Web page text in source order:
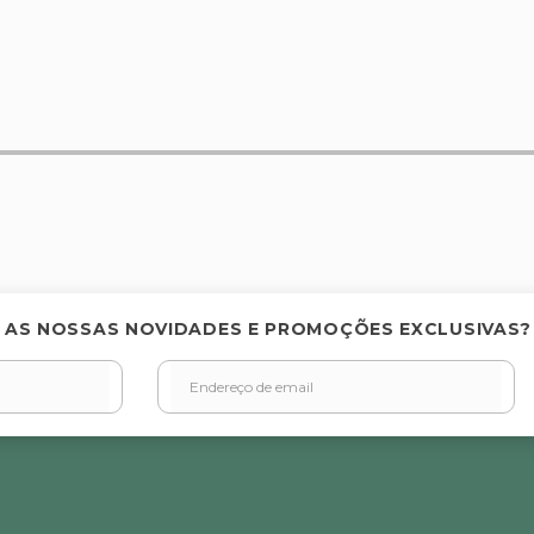
AS NOSSAS NOVIDADES E PROMOÇÕES